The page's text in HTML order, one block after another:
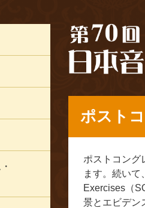
ポスト
ポストコング
ます。続い
Exercises（
景とエビデン